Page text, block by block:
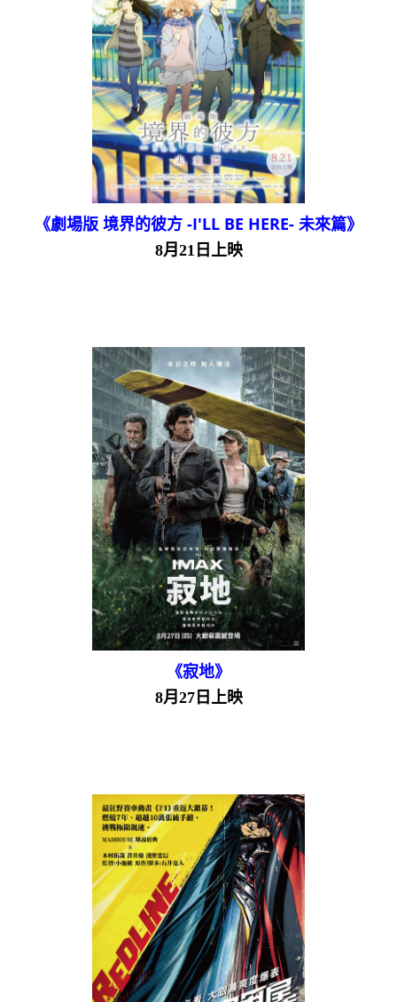
《劇場版 境界的彼方 -I'LL BE HERE- 未來篇》
8月21日上映
《寂地》
8月27日上映